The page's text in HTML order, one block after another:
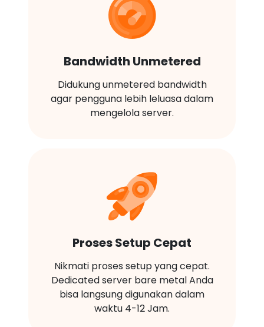
Bandwidth Unmetered
Didukung unmetered bandwidth
agar pengguna lebih leluasa dalam
mengelola server.
Proses Setup Cepat
Nikmati proses setup yang cepat.
Dedicated server bare metal Anda
bisa langsung digunakan dalam
waktu 4-12 Jam.